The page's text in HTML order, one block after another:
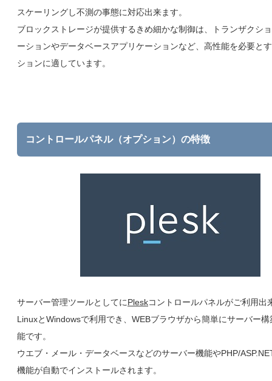
スケーリングし不測の事態に対応出来ます。
ブロックストレージが提供するきめ細かな制御は、トランザクシ
ーションやデータベースアプリケーションなど、高性能を必要と
ションに適しています。
コントロールパネル（オプション）の特徴
サーバー管理ツールとしてにPleskコントロールパネルがご利用出
LinuxとWindowsで利用でき、WEBブラウザから簡単にサーバー
能です。
ウエブ・メール・データベースなどのサーバー機能やPHP/
機能が自動でインストールされます。